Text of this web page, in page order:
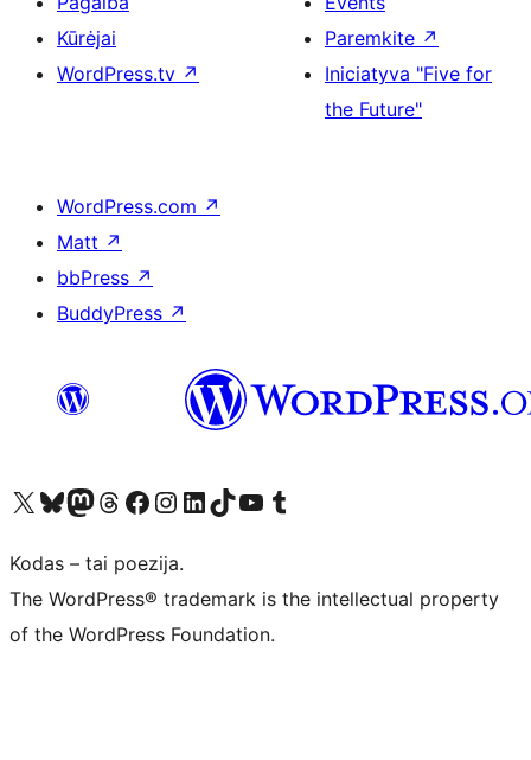
Kūrėjai
WordPress.tv ↗
Paremkite ↗
Iniciatyva "Five for
the Future"
WordPress.com ↗
Matt ↗
bbPress ↗
BuddyPress ↗
Visit our X (formerly Twitter) account
Apsilankykite mūsų Bluesky paskyroje
Visit our Mastodon account
Apsilankykite mūsų Threads paskyroje
Visit our Facebook page
Visit our Instagram account
Visit our LinkedIn account
Apsilankykite mūsų TikTok paskyroje
Visit our YouTube channel
Apsilankykite mūsų Tumblr paskyroje
Kodas – tai poezija.
The WordPress® trademark is the intellectual property
of the WordPress Foundation.